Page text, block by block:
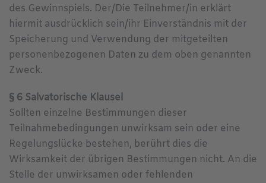
des Gewinnspiels. Der/Die Teilnehmer/in erklärt
hiermit ausdrücklich sein/ihr Einverständnis mit der
Speicherung und Verwendung der mitgeteilten
personenbezogenen Daten zu dem oben genannten
Zweck.
§ 6 Salvatorische Klausel
Sollten einzelne Bestimmungen dieser
Teilnahmebedingungen unwirksam sein oder eine
Regelungslücke bestehen, berührt dies die
Wirksamkeit der übrigen Bestimmungen nicht. An die
Stelle der unwirksamen oder fehlenden